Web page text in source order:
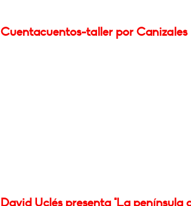
Cuentacuentos-taller por Canizales
David Uclés presenta "La península